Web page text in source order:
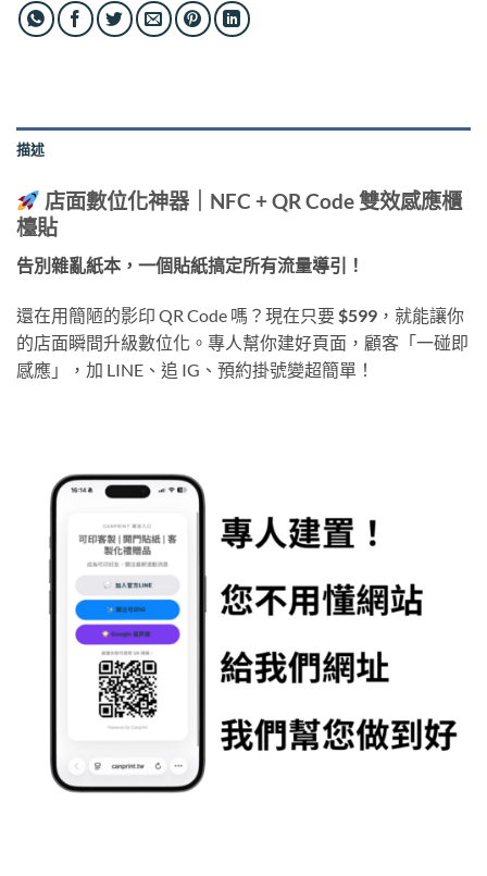
描述
店面數位化神器｜NFC + QR Code 雙效感應櫃
檯貼
告別雜亂紙本，一個貼紙搞定所有流量導引！
還在用簡陋的影印 QR Code 嗎？現在只要 $599 ，就能讓你
的店面瞬間升級數位化。專人幫你建好頁面，顧客「一碰即
感應」，加 LINE、追 IG、預約掛號變超簡單！